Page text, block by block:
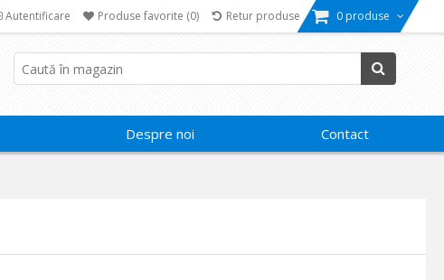
Autentificare Produse favorite (0) Retur produse 0 produse
Despre noi Contact